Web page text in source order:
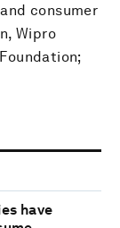
consumer
Wipro
have